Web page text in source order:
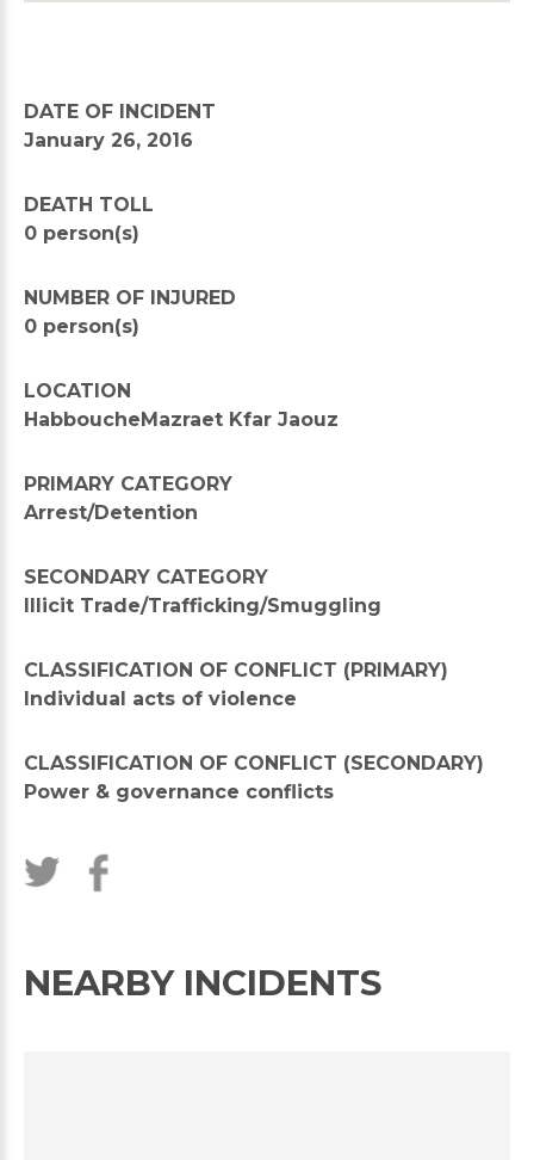
DATE OF INCIDENT
January 26, 2016
DEATH TOLL
0 person(s)
NUMBER OF INJURED
0 person(s)
LOCATION
HabboucheMazraet Kfar Jaouz
PRIMARY CATEGORY
Arrest/Detention
SECONDARY CATEGORY
Illicit Trade/Trafficking/Smuggling
CLASSIFICATION OF CONFLICT (PRIMARY)
Individual acts of violence
CLASSIFICATION OF CONFLICT (SECONDARY)
Power & governance conflicts
NEARBY INCIDENTS